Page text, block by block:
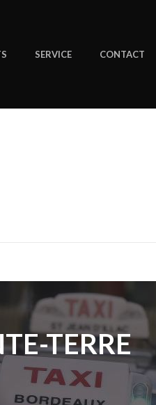
SERVICE CONTACT
TERRE